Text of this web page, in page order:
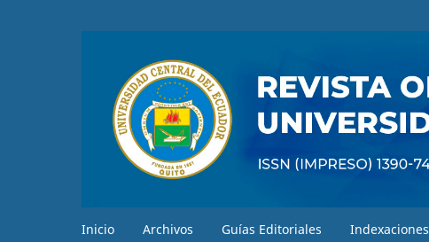
Inicio Archivos Guías Editoriales Indexaciones